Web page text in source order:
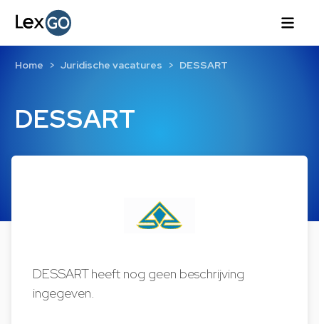
DESSART
Home Juridische vacatures DESSART
DESSART heeft nog geen beschrijving
ingegeven.